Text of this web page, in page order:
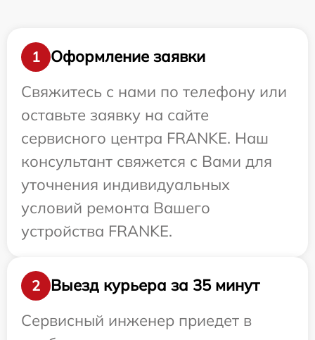
1
Оформление заявки
Свяжитесь с нами по телефону или
оставьте заявку на сайте
сервисного центра FRANKE. Наш
консультант свяжется с Вами для
уточнения индивидуальных
условий ремонта Вашего
устройства FRANKE.
2
Выезд курьера за 35 минут
Сервисный инженер приедет в